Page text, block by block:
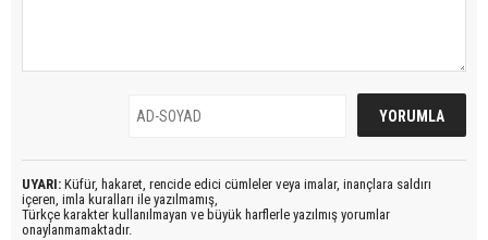
UYARI: Küfür, hakaret, rencide edici cümleler veya imalar, inançlara saldırı
içeren, imla kuralları ile yazılmamış,
Türkçe karakter kullanılmayan ve büyük harflerle yazılmış yorumlar
onaylanmamaktadır.